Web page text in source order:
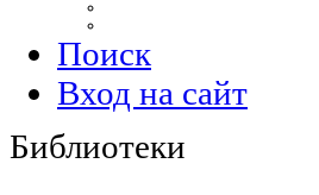
Поиск
Вход на сайт
Библиотеки